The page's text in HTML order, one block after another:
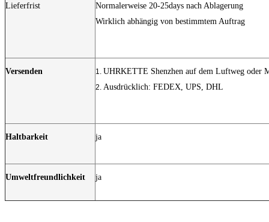
Lieferfrist
Normalerweise 20-25days nach Ablagerung
Wirklich abhängig von bestimmtem Auftrag
Versenden 1. UHRKETTE Shenzhen auf dem Luftweg oder
2. Ausdrücklich: FEDEX, UPS, DHL
Haltbarkeit ja
Umweltfreundlichkeit ja